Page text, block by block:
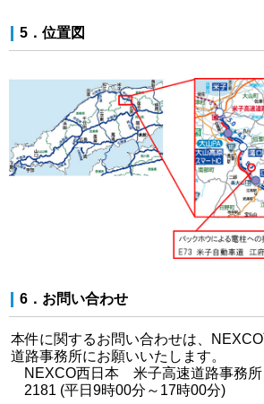
5．位置図
6．お問い合わせ
本件に関するお問い合わせは、
道路事務所にお願いいたします。
NEXCO西日本 米子高速道路事
2181 (平日9時00分～17時00分)